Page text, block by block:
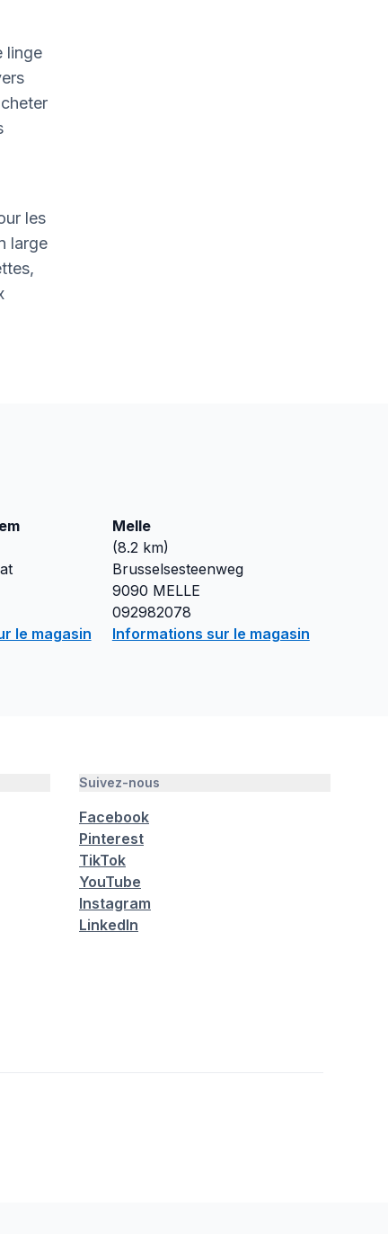
linge
les
large
le magasin
Melle
(8.2km)
Brusselsesteenweg
9090 MELLE
092982078
Informations sur le magasin
Suivez-nous
Facebook
Pinterest
TikTok
YouTube
Instagram
LinkedIn